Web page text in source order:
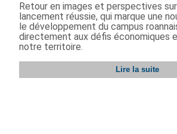
Retour en images et perspectives
lancement réussie, qui marque une
le développement du campus
directement aux défis économiques
notre territoire.
Lire la suite